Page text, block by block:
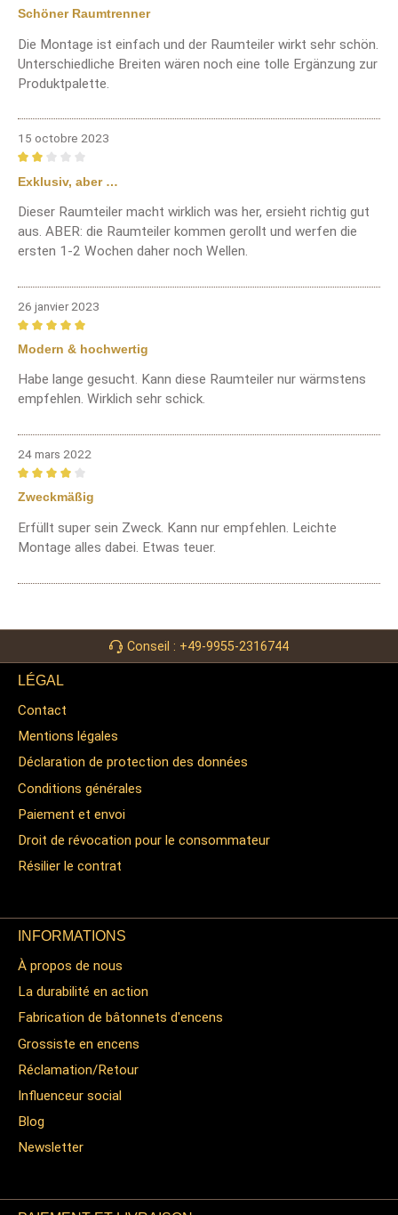
Review with rating of 5 out of 5 stars
Schöner Raumtrenner
Die Montage ist einfach und der Raumteiler wirkt sehr schön.
Unterschiedliche Breiten wären noch eine tolle Ergänzung zur
Produktpalette.
15 octobre 2023
Review with rating of 2 out of 5 stars
Exklusiv, aber …
Dieser Raumteiler macht wirklich was her, ersieht richtig gut
aus. ABER: die Raumteiler kommen gerollt und werfen die
ersten 1-2 Wochen daher noch Wellen.
26 janvier 2023
Review with rating of 5 out of 5 stars
Modern & hochwertig
Habe lange gesucht. Kann diese Raumteiler nur wärmstens
empfehlen. Wirklich sehr schick.
24 mars 2022
Review with rating of 4 out of 5 stars
Zweckmäßig
Erfüllt super sein Zweck. Kann nur empfehlen. Leichte
Montage alles dabei. Etwas teuer.
Conseil : +49-9955-2316744
LÉGAL
Contact
Mentions légales
Déclaration de protection des données
Conditions générales
Paiement et envoi
Droit de révocation pour le consommateur
Résilier le contrat
INFORMATIONS
À propos de nous
La durabilité en action
Fabrication de bâtonnets d'encens
Grossiste en encens
Réclamation/Retour
Influenceur social
Blog
Newsletter